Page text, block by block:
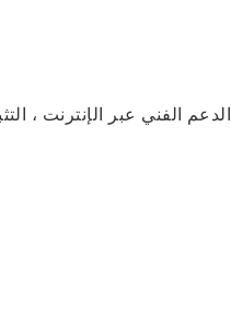
الدعم الفني عبر الإنترنت ،